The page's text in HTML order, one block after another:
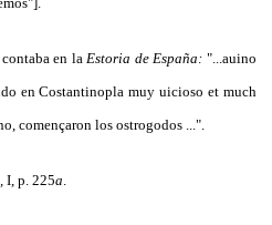
en la Estoria de España:"...auino
en Costantinopla muy uicioso et much
començaron los ostrogodos ...".
I, p. 225a